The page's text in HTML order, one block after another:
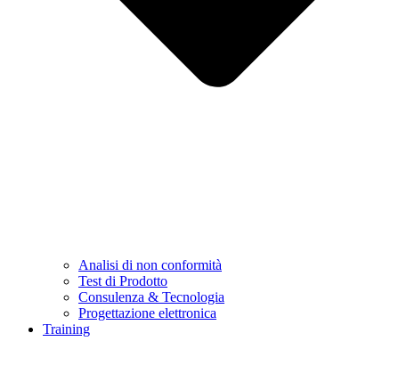
Analisi di non conformità
Test di Prodotto
Consulenza & Tecnologia
Progettazione elettronica
Training